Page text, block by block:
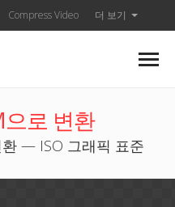
Compress Video 더 보기
으로 변환
환 — ISO 그래픽 표준